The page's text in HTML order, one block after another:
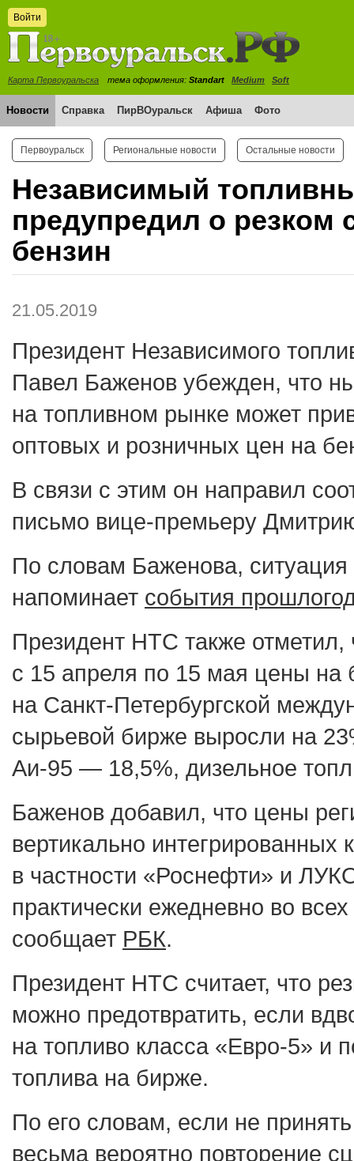
Войти
Карта Первоуральска тема оформления: Standart Medium Soft
Новости Справка ПирВОуральск Афиша Фото
Первоуральск Региональные новости Остальные новости
Независимый
предупредил о резком
бензин
21.05.2019
Президент Независимого
Павел Баженов убежден, что
на топливном рынке может
оптовых и розничных цен на
В связи с этим он направил
письмо вице-премьеру
По словам Баженова,
напоминает события
Президент НТС также отметил,
с 15 апреля по 15 мая цены на
на Санкт-Петербургской
сырьевой бирже выросли на
Аи-95 — 18,5%, дизельное
Баженов добавил, что цены
вертикально интегрированных
в частности «Роснефти» и
практически ежедневно во
сообщает РБК.
Президент НТС считает, что
можно предотвратить, если
на топливо класса «Евро-5» и
топлива на бирже.
По его словам, если не
весьма вероятно повторение